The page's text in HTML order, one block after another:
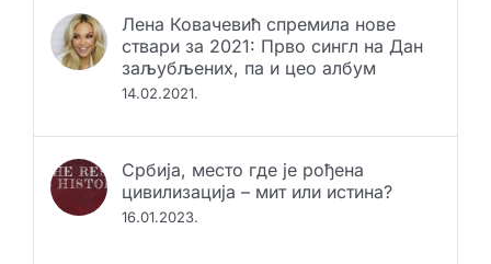
Лена Ковачевић спремила нове
ствари за 2021: Прво сингл на Дан
заљубљених, па и цео албум
14.02.2021.
Србија, место где је рођена
цивилизација – мит или истина?
16.01.2023.